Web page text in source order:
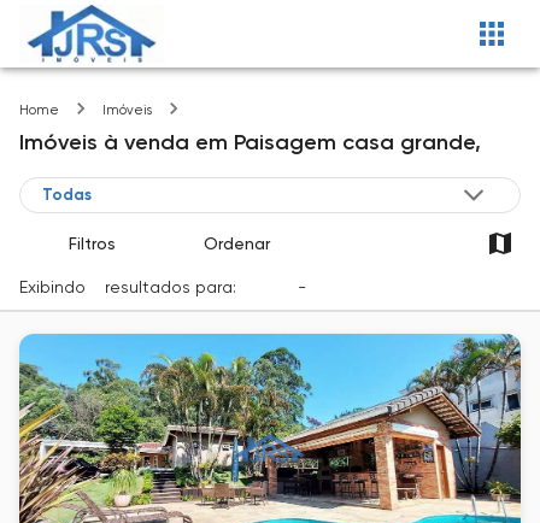
Home Imóveis
Imóveis à venda em Paisagem casa grande,
Filtros Ordenar
Exibindo resultados para: -